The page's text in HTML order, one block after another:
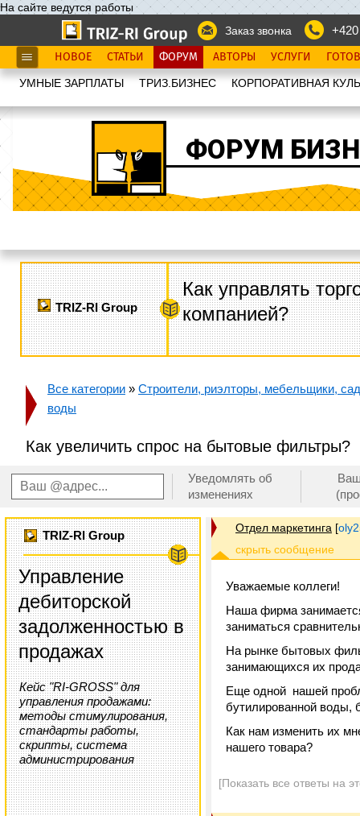
На сайте ведутся работы
Заказ звонка
НОВОЕ СТАТЬИ ФОРУМ АВТОРЫ УСЛУГИ
УМНЫЕ ЗАРПЛАТЫ ТРИЗ.БИЗНЕС КОРПОРАТИВНАЯ
ФОРУМ
TRIZ-RI Group
Как управлять
компанией?
Все категории » Строители, риэлторы, мебельщики,
воды
Как увеличить спрос на бытовые фильтры?
Уведомлять об
изменениях
TRIZ-RI Group
Управление
дебиторской
задолженностью в
продажах
Кейс "RI-GROSS" для
управления продажами:
методы стимулирования,
стандарты работы,
скрипты, система
администрирования
Отдел маркетинга [
Уважаемые коллеги!
Наша фирма
заниматься
На рынке бытовых
занимающихся их
Еще одной нашей
бутилированной воды,
Как нам изменить их
нашего товара?
[Показать все ответы на